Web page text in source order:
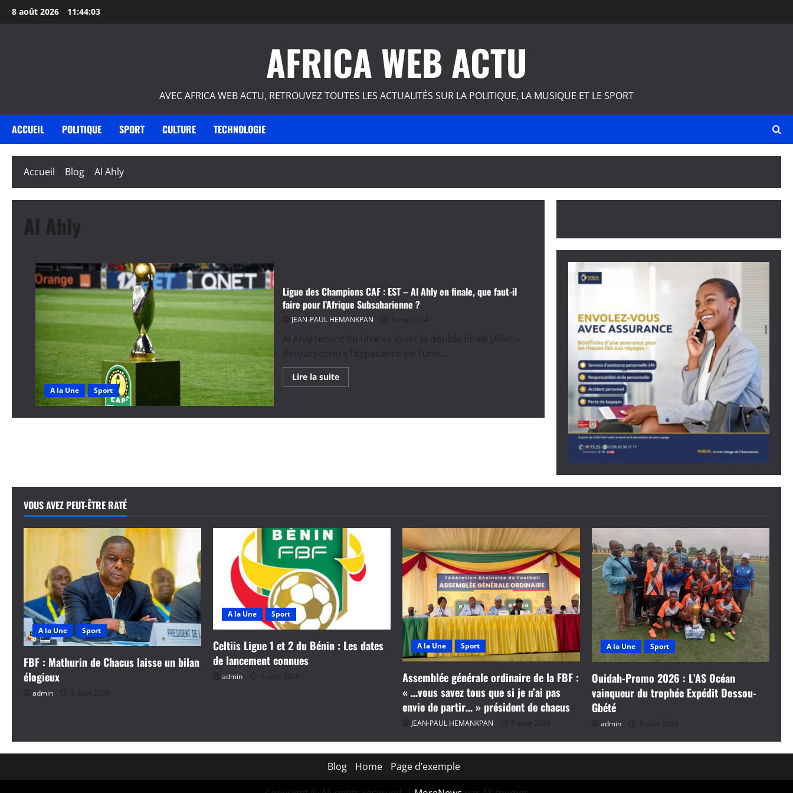
Aller
au
8 août 2026 11:44:03
AFRICA WEB ACTU
AVEC AFRICA WEB ACTU, RETROUVEZ TOUTES LES ACTUALITÉS SUR LA POLITIQUE, LA MUSIQUE ET LE SPORT
ACCUEIL POLITIQUE SPORT CULTURE TECHNOLOGIE
Accueil Blog Al Ahly
Al Ahly
A la Une Sport
Ligue des Champions CAF : EST – Al Ahly en finale, que faut-il
faire pour l’Afrique Subsaharienne ?
JEAN-PAUL HEMANKPAN 8 mai 2024
Al Ahly tenant du titre va jouer la double finale (Aller –
Retour) contre l’Esperance de Tunis...
Lire la suiteEn
savoir
des
il
pour
l’Afrique
Subsaharienne
?
VOUS AVEZ PEUT-ÊTRE RATÉ
A la Une Sport
FBF : Mathurin de Chacus laisse un bilan
élogieux
admin 6 août 2026
A la Une Sport
Celtiis Ligue 1 et 2 du Bénin : Les dates
de lancement connues
admin 5 août 2026
A la Une Sport
Assemblée générale ordinaire de la FBF :
« …vous savez tous que si je n’ai pas
envie de partir… » président de chacus
JEAN-PAUL HEMANKPAN 5 août 2026
A la Une Sport
Ouidah-Promo 2026 : L’AS Océan
vainqueur du trophée Expédit Dossou-
Gbété
admin 5 août 2026
Blog Home Page d’exemple